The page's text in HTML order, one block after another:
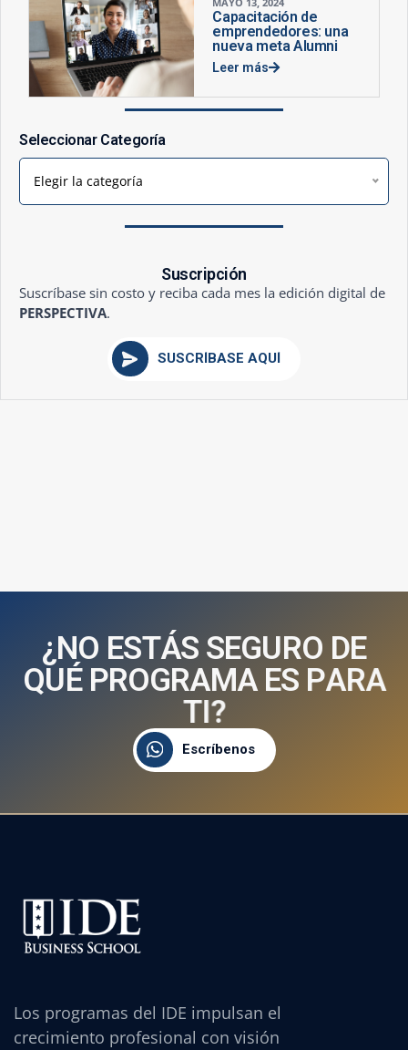
Capacitación de
emprendedores: una
nueva meta Alumni
Leer más
Seleccionar Categoría
Elegir la categoría
Suscripción
Suscríbase sin costo y reciba cada mes la edición digital de
PERSPECTIVA.
SUSCRÍBASE AQUÍ
¿NO ESTÁS SEGURO DE
QUÉ PROGRAMA ES PARA
TI?
Escríbenos
Los programas del IDE impulsan el
crecimiento profesional con visión